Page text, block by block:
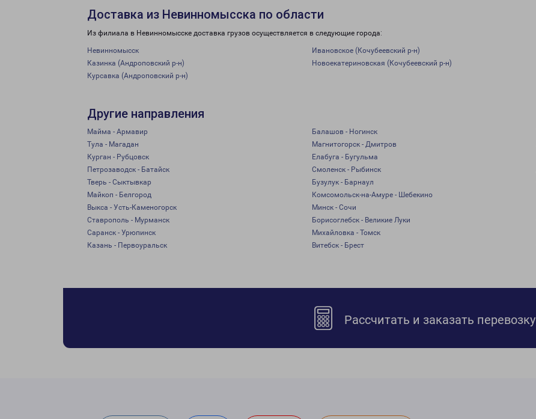
Доставка из Невинномысска по области
Из филиала в Невинномысске доставка грузов осуществляется в следующие города:
Невинномысск Ивановское (Кочубеевский р-н)
Казинка (Андроповский р-н)
Новоекатериновская (Кочубеевский р-н)
Курсавка (Андроповский р-н)
Другие направления
Майма - Армавир Балашов - Ногинск
Тула - Магадан
Магнитогорск - Дмитров
Курган - Рубцовск
Елабуга - Бугульма
Петрозаводск - Батайск
Смоленск - Рыбинск
Тверь - Сыктывкар
Бузулук - Барнаул
Майкоп - Белгород
Комсомольск-на-Амуре - Шебекино
Выкса - Усть-Каменогорск
Минск - Сочи
Ставрополь - Мурманск
Борисоглебск - Великие Луки
Саранск - Урюпинск
Михайловка - Томск
Казань - Первоуральск
Витебск - Брест
Рассчитать и заказать перевозку